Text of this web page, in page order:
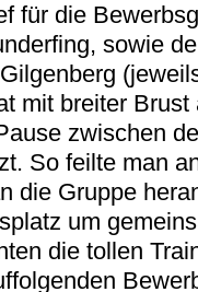
für die
sowie
mit breiter
zwischen
So feilte man
die Gruppe
um
die tollen